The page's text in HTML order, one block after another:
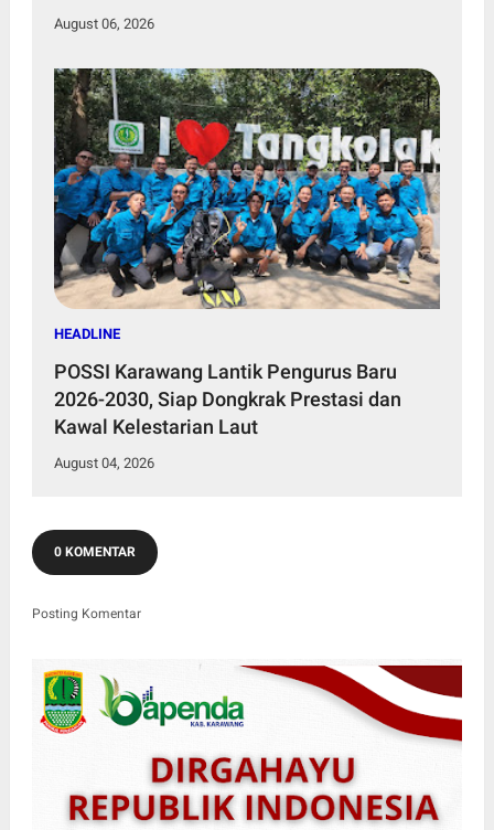
August 06, 2026
HEADLINE
POSSI Karawang Lantik Pengurus Baru
2026-2030, Siap Dongkrak Prestasi dan
Kawal Kelestarian Laut
August 04, 2026
0 KOMENTAR
Posting Komentar